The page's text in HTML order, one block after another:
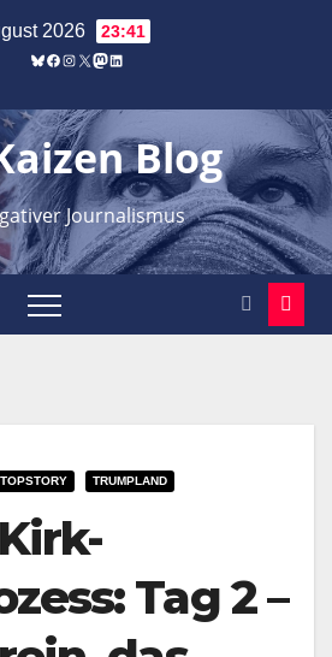
2026 23:41
Bluesky
Facebook
Instagram
X Mastodon
LinkedIn
Blog
Journalismus
TOPSTORY TRUMPLAND
Tag 2 –